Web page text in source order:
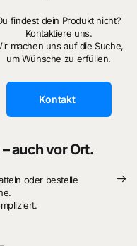
findest dein Produkt nicht?
Kontaktiere uns.
machen uns auf die Suche,
um Wünsche zu erfüllen.
Kontakt
auch vor Ort.
oder bestelle